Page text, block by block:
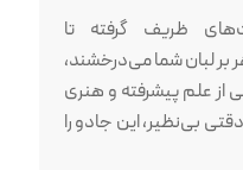
ظریف گرفته تا
لبان شما می‌درخشند،
علم پیشرفته و هنری
بی‌نظیر، این جادو را